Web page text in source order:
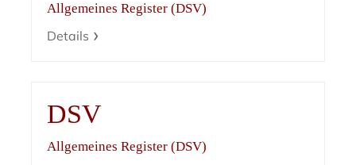
Allgemeines Register (DSV)
Details
DSV
Allgemeines Register (DSV)